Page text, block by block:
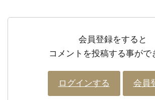
会員登録をすると
コメントを投稿する事がで
ログインする 会員